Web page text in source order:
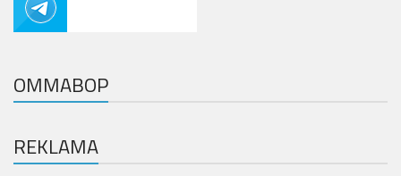
OMMABOP
REKLAMA